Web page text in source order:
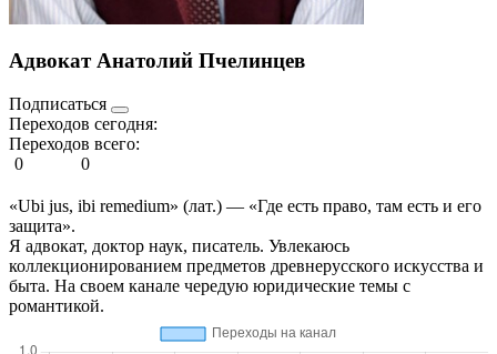
Адвокат Анатолий Пчелинцев
Подписаться
Переходов сегодня:
Переходов всего:
0
0
«Ubi jus, ibi remedium» (лат.) — «Где есть право, там есть и его
защита».
Я адвокат, доктор наук, писатель. Увлекаюсь
коллекционированием предметов древнерусского искусства и
быта. На своем канале чередую юридические темы с
романтикой.